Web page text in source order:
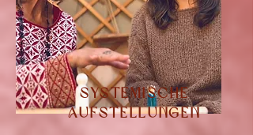
Systemische
Aufstellungen